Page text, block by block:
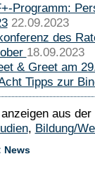
Programm:
22.09.2023
des
18.09.2023
& Greet am
Tipps zur
aus
, Bildung/
News